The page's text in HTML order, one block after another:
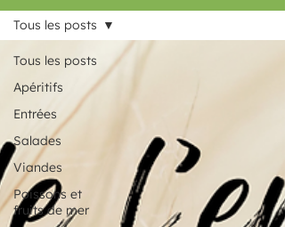
Tous les posts
Apéritifs
Entrées
Salades
Viandes
Poissons et
fruits de mer
Tous les posts